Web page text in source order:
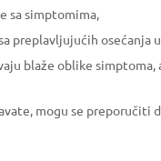
sa simptomima,
preplavljujućih osećanja
blaže oblike
mogu se preporučiti